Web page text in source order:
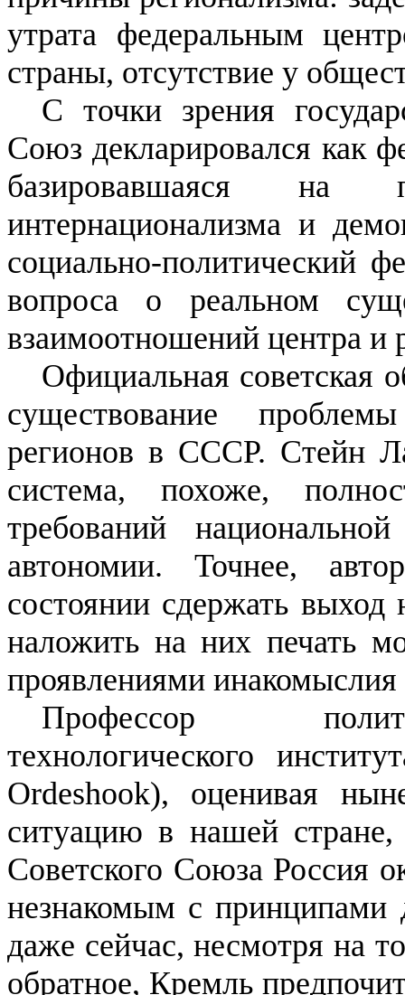
утрата федеральным
страны, отсутствие у
С точки зрения
Союз декларировался как
базировавшаяся на
интернационализма и
социально-политический
вопроса о реальном
взаимоотношений центра и
Официальная советская
существование
регионов в СССР. Стейн
система, похоже,
требований
автономии. Точнее,
состоянии сдержать
наложить на них печать
проявлениями инакомыслия
Профессор
технологического
Ordeshook), оценивая
ситуацию в нашей стране,
Советского Союза Россия
незнакомым с принципами
даже сейчас, несмотря на
обратное, Кремль